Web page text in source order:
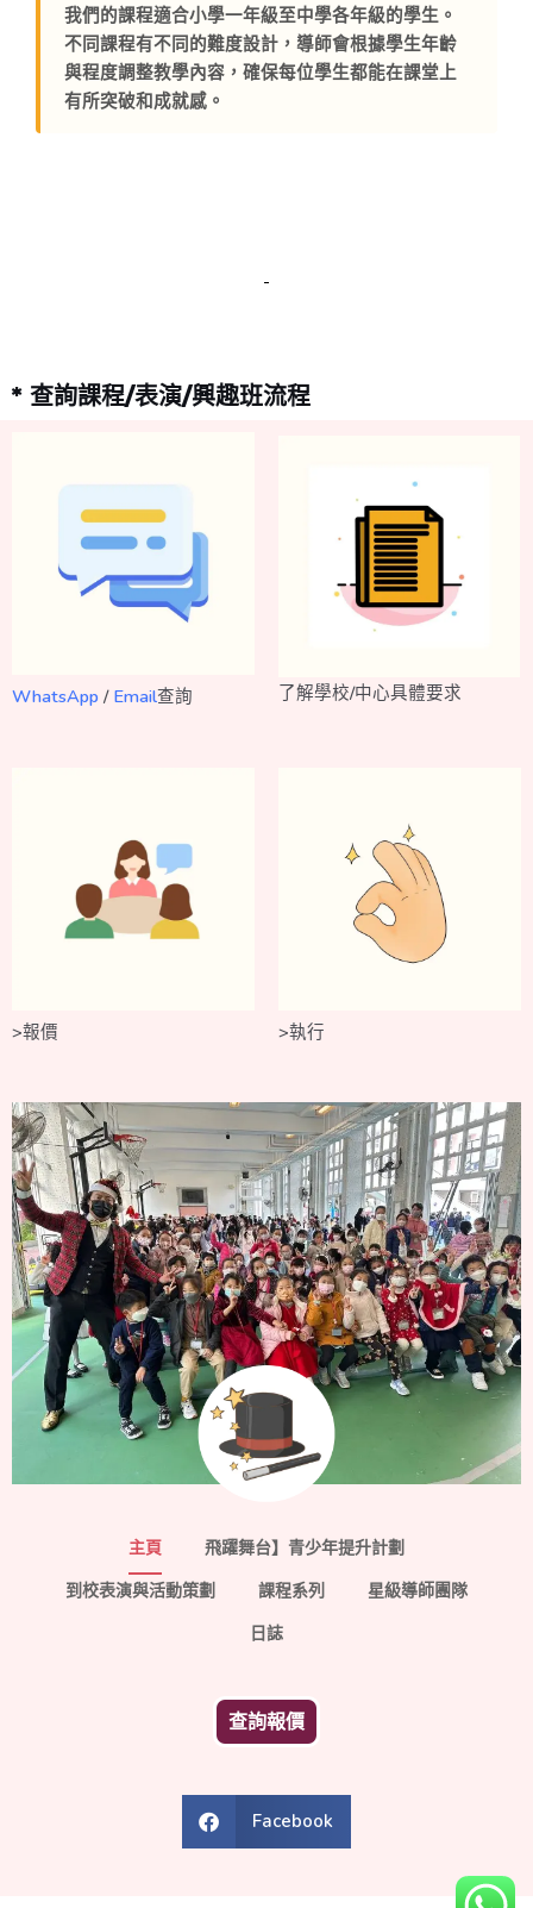
我們的課程適合小學一年級至中學各年級的學生。
不同課程有不同的難度設計，導師會根據學生年齡
與程度調整教學內容，確保每位學生都能在課堂上
有所突破和成就感。
* 查詢課程/表演/興趣班流程
WhatsApp / Email查詢 了解學校/中心具體要求
>報價 >執行
主頁
飛躍舞台】青少年提升計劃
到校表演與活動策劃
課程系列
星級導師團隊
日誌
查詢報價
Facebook